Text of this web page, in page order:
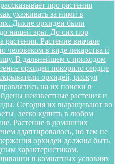
про растения
ухаживать за ними в
Дикие орхидеи были
нашей эры. До сих пор
растения. Растение вначале
человеком в виде лекарства и
В дальнейшем с приходом
орхидеи покорило сердце
орхидей, рискуя
на их поиски в
неизвестные растения и
Сегодня их выращивают во
легко купить в любом
Растение в домашних
адаптировалось, но тем не
орхидеи должны быть
характеристикам.
в комнатных условиях